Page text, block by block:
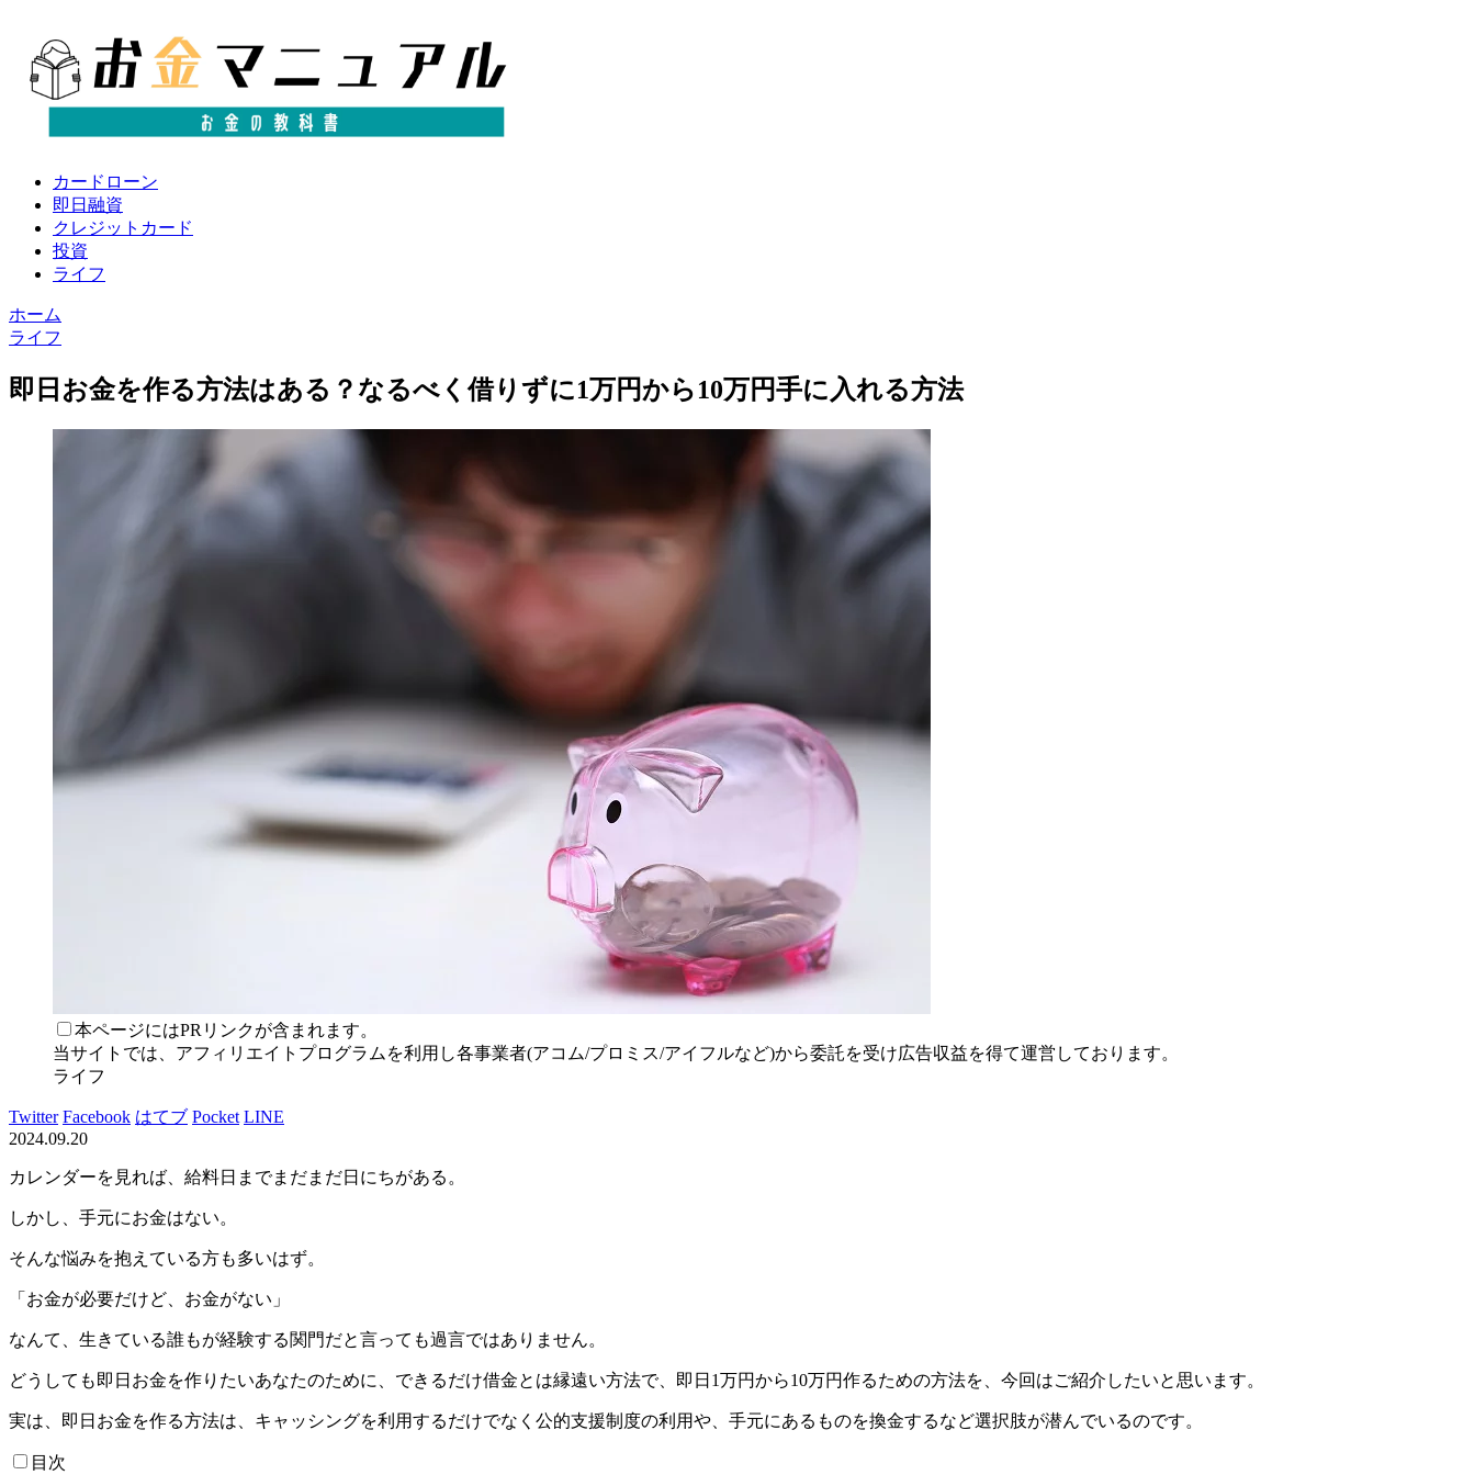
カードローン
即日融資
クレジットカード
投資
ライフ
ホーム
ライフ
即日お金を作る方法はある？なるべく借りずに1万円から10万円手に入れる方法
本ページにはPRリンクが含まれます。
当サイトでは、アフィリエイトプログラムを利用し各事業者(アコム/プロミス/アイフルなど)から委託を受け広告収益を得て運営しております。
ライフ
Twitter Facebook はてブ Pocket LINE
2024.09.20
カレンダーを見れば、給料日までまだまだ日にちがある。
しかし、手元にお金はない。
そんな悩みを抱えている方も多いはず。
「お金が必要だけど、お金がない」
なんて、生きている誰もが経験する関門だと言っても過言ではありません。
どうしても即日お金を作りたいあなたのために、できるだけ借金とは縁遠い方法で、即日1万円から10万円作るための方法を、今回はご紹介したいと思います。
実は、即日お金を作る方法は、キャッシングを利用するだけでなく公的支援制度の利用や、手元にあるものを換金するなど選択肢が潜んでいるのです。
目次